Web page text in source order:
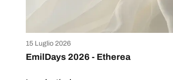
15 Luglio 2026
EmilDays 2026 - Etherea